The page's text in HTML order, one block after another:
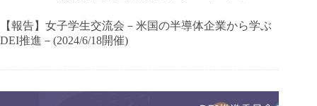
【報告】女子学生交流会－米国の半導体企業から学ぶ
DEI推進－(2024/6/18開催)